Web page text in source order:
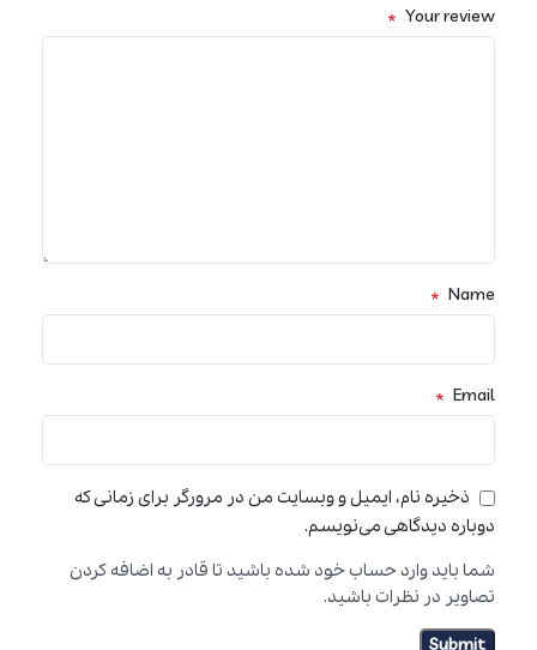
Your review
*
Name
*
Email
*
ذخیره نام، ایمیل و وبسایت من در مرورگر برای زمانی که
دوباره دیدگاهی می‌نویسم.
شما باید وارد حساب خود شده باشید تا قادر به اضافه کردن
تصاویر در نظرات باشید.